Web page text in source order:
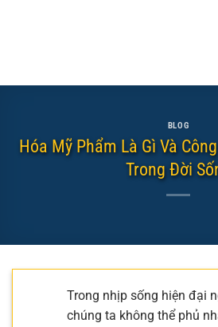
BLOG
Hóa Mỹ Phẩm Là Gì Và
Trong Đời
Trong nhịp sống hiện đại
chúng ta không thể phủ